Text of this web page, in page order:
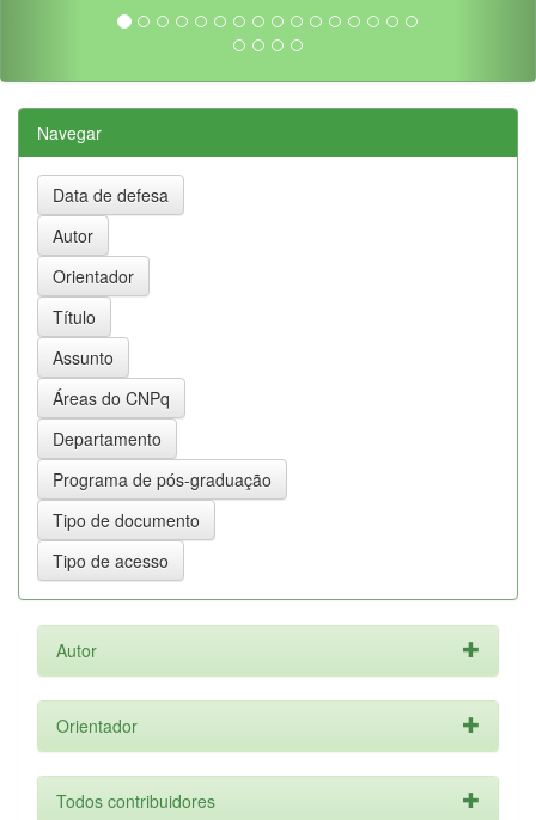
Navegar
Autor
Orientador
Todos contribuidores